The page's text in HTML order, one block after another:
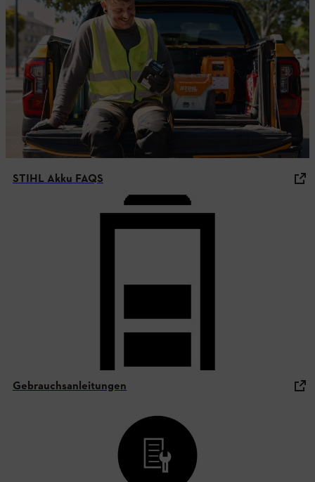
STIHL Akku FAQS
Gebrauchsanleitungen